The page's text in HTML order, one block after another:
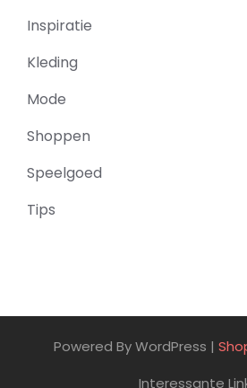
Inspiratie
Kleding
Mode
Shoppen
Speelgoed
Tips
Powered By WordPress |
Interessante